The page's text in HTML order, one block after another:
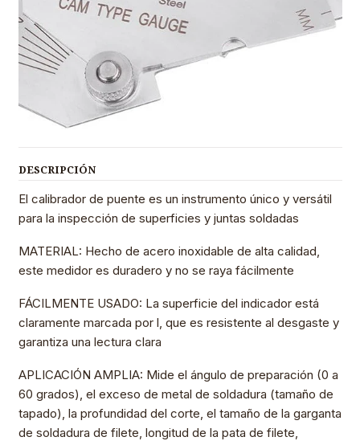
DESCRIPCIÓN
El calibrador de puente es un instrumento único y versátil
para la inspección de superficies y juntas soldadas
MATERIAL: Hecho de acero inoxidable de alta calidad,
este medidor es duradero y no se raya fácilmente
FÁCILMENTE USADO: La superficie del indicador está
claramente marcada por l, que es resistente al desgaste y
garantiza una lectura clara
APLICACIÓN AMPLIA: Mide el ángulo de preparación (0 a
60 grados), el exceso de metal de soldadura (tamaño de
tapado), la profundidad del corte, el tamaño de la garganta
de soldadura de filete, longitud de la pata de filete,